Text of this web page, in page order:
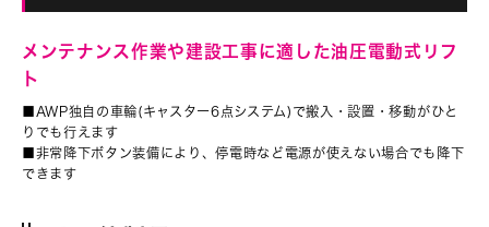
メンテナンス作業や建設工事に適した油圧電動式リフ
ト
■AWP独自の車輪(キャスター6点システム)で搬入・設置・移動がひと
りでも行えます
■非常降下ボタン装備により、停電時など電源が使えない場合でも降下
できます